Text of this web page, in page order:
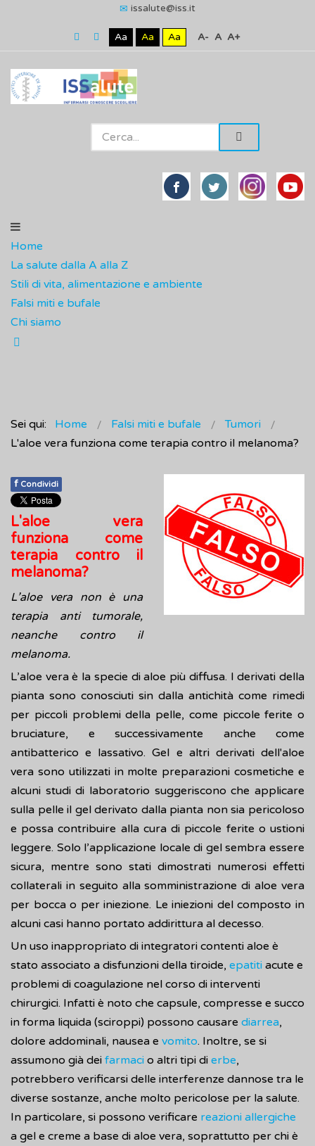
issalute@iss.it
Aa Aa Aa A- A A+
Home
La salute dalla A alla Z
Stili di vita, alimentazione e ambiente
Falsi miti e bufale
Chi siamo
Sei qui: Home Falsi miti e bufale
Tumori
L'aloe vera funziona come terapia contro il melanoma?
f Condividi
L'aloe vera
funziona come
terapia contro il
melanoma?
L’aloe vera non è una
terapia anti tumorale,
neanche contro il
melanoma.
L’aloe vera è la specie di aloe più diffusa. I derivati della
pianta sono conosciuti sin dalla antichità come rimedi
per piccoli problemi della pelle, come piccole ferite o
bruciature, e successivamente anche come
antibatterico e lassativo. Gel e altri derivati dell'aloe
vera sono utilizzati in molte preparazioni cosmetiche e
alcuni studi di laboratorio suggeriscono che applicare
sulla pelle il gel derivato dalla pianta non sia pericoloso
e possa contribuire alla cura di piccole ferite o ustioni
leggere. Solo l’applicazione locale di gel sembra essere
sicura, mentre sono stati dimostrati numerosi effetti
collaterali in seguito alla somministrazione di aloe vera
per bocca o per iniezione. Le iniezioni del composto in
alcuni casi hanno portato addirittura al decesso.
Un uso inappropriato di integratori contenti aloe è
stato associato a disfunzioni della tiroide, epatiti acute e
problemi di coagulazione nel corso di interventi
chirurgici. Infatti è noto che capsule, compresse e succo
in forma liquida (sciroppi) possono causare diarrea,
dolore addominali, nausea e vomito. Inoltre, se si
assumono già dei farmaci o altri tipi di erbe,
potrebbero verificarsi delle interferenze dannose tra le
diverse sostanze, anche molto pericolose per la salute.
In particolare, si possono verificare reazioni allergiche
a gel e creme a base di aloe vera, soprattutto per chi è